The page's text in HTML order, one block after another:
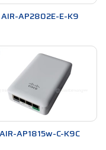
AIR-AP2802E-E-K9
AIR-AP1815w-C-K9C